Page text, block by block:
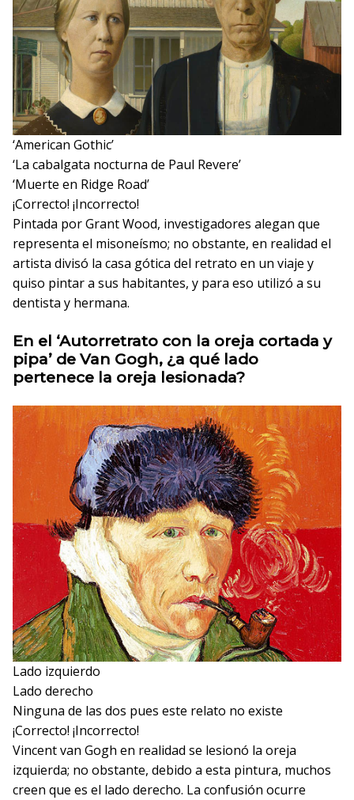
‘American Gothic’
‘La cabalgata nocturna de Paul Revere’
‘Muerte en Ridge Road’
¡Correcto! ¡Incorrecto!
Pintada por Grant Wood, investigadores alegan que
representa el misoneísmo; no obstante, en realidad el
artista divisó la casa gótica del retrato en un viaje y
quiso pintar a sus habitantes, y para eso utilizó a su
dentista y hermana.
En el ‘Autorretrato con la oreja cortada y
pipa’ de Van Gogh, ¿a qué lado
pertenece la oreja lesionada?
Lado izquierdo
Lado derecho
Ninguna de las dos pues este relato no existe
¡Correcto! ¡Incorrecto!
Vincent van Gogh en realidad se lesionó la oreja
izquierda; no obstante, debido a esta pintura, muchos
creen que es el lado derecho. La confusión ocurre